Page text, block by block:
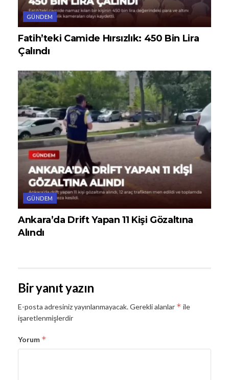
GÜNDEM
Fatih’teki Camide Hırsızlık: 450 Bin Lira
Çalındı
GÜNDEM
Ankara’da Drift Yapan 11 Kişi Gözaltına
Alındı
Bir yanıt yazın
E-posta adresiniz yayınlanmayacak.Gerekli alanlar * ile
işaretlenmişlerdir
Yorum *